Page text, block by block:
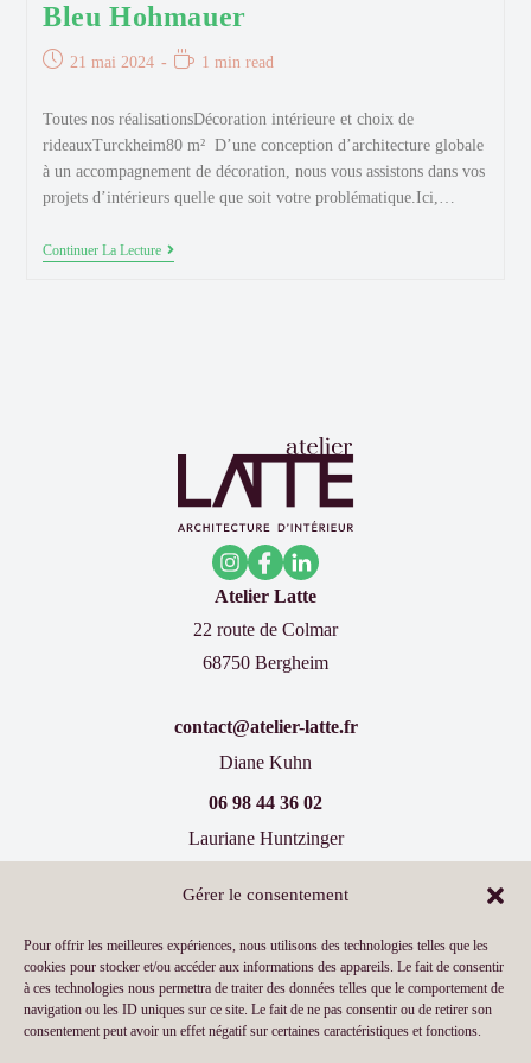
Gérer le consentement
Pour offrir les meilleures expériences, nous utilisons des technologies telles que les
cookies pour stocker et/ou accéder aux informations des appareils. Le fait de consentir
à ces technologies nous permettra de traiter des données telles que le comportement de
navigation ou les ID uniques sur ce site. Le fait de ne pas consentir ou de retirer son
consentement peut avoir un effet négatif sur certaines caractéristiques et fonctions.
Bleu Hohmauer
Publication
21 mai 2024
Temps
lecture :
1 min read
Toutes nos réalisationsDécoration intérieure et choix de
rideauxTurckheim80 m² D’une conception d’architecture globale
à un accompagnement de décoration, nous vous assistons dans vos
projets d’intérieurs quelle que soit votre problématique.Ici,…
Continuer La LectureBleu
Atelier Latte
22 route de Colmar
68750 Bergheim
contact@atelier-latte.fr
Diane Kuhn
06 98 44 36 02
Lauriane Huntzinger